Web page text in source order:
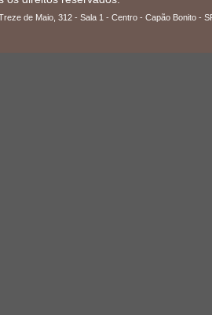
de Maio, 312 - Sala 1 - Centro - Capão Bonito -